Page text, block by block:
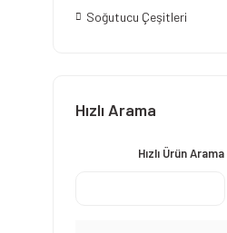
Soğutucu Çeşitleri
Hızlı Arama
Hızlı Ürün Arama